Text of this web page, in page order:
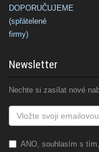
DOPORUČUJEME
(spřátelené
firmy)
Newsletter
Nechte si zasílat nové
ANO, souhlasím s